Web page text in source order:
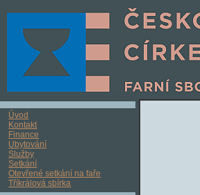
Úvod
Kontakt
Finance
Ubytování
Služby
Setkání
Otevřené setkání na faře
Tříkrálová sbírka